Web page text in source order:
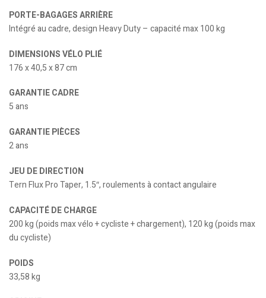
PORTE-BAGAGES ARRIÈRE
Intégré au cadre, design Heavy Duty – capacité max 100 kg
DIMENSIONS VÉLO PLIÉ
176 x 40,5 x 87 cm
GARANTIE CADRE
5 ans
GARANTIE PIÈCES
2 ans
JEU DE DIRECTION
Tern Flux Pro Taper, 1.5″, roulements à contact angulaire
CAPACITÉ DE CHARGE
200 kg (poids max vélo + cycliste + chargement), 120 kg (poids max
du cycliste)
POIDS
33,58 kg